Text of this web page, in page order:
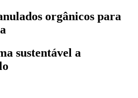
orgânicos para
sustentável a